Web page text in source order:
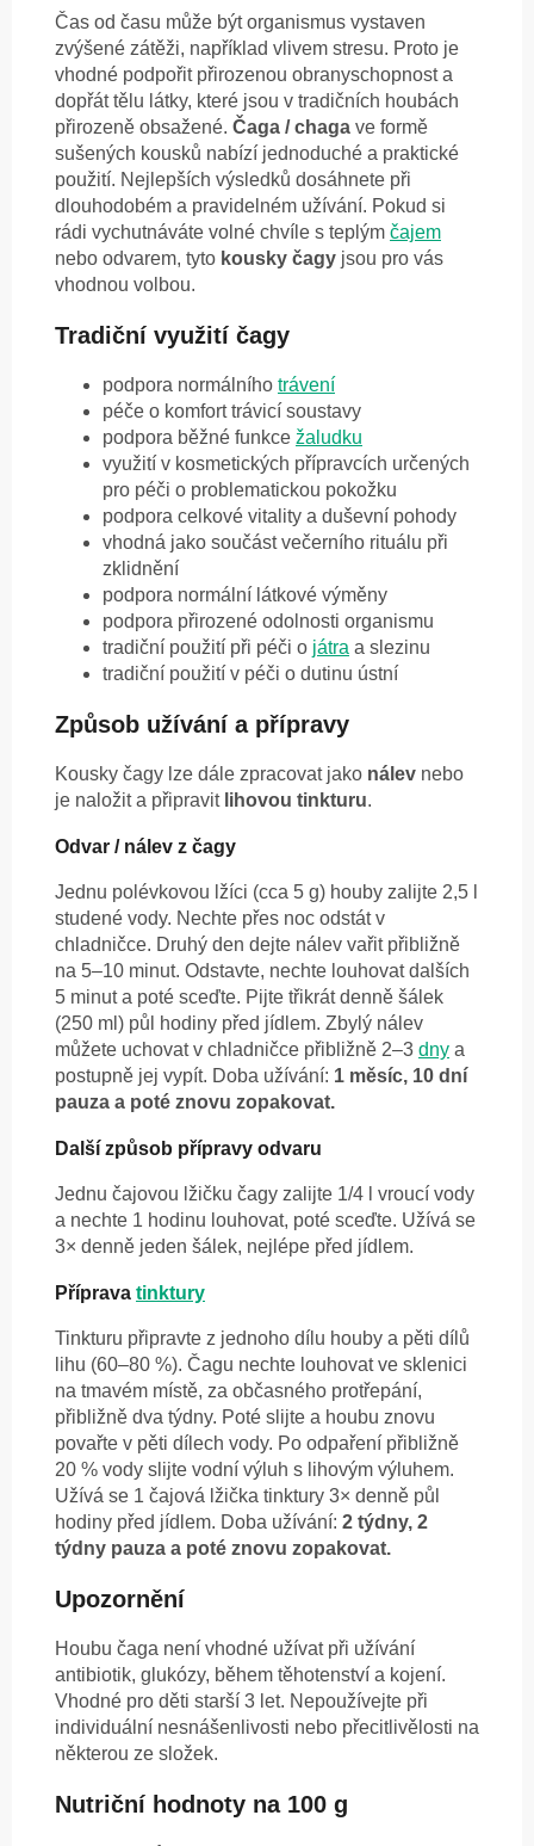
Čas od času může být organismus vystaven
zvýšené zátěži, například vlivem stresu. Proto je
vhodné podpořit přirozenou obranyschopnost a
dopřát tělu látky, které jsou v tradičních houbách
přirozeně obsažené. Čaga / chaga ve formě
sušených kousků nabízí jednoduché a praktické
použití. Nejlepších výsledků dosáhnete při
dlouhodobém a pravidelném užívání. Pokud si
rádi vychutnáváte volné chvíle s teplým čajem
nebo odvarem, tyto kousky čagy jsou pro vás
vhodnou volbou.
Tradiční využití čagy
podpora normálního trávení
péče o komfort trávicí soustavy
podpora běžné funkce žaludku
využití v kosmetických přípravcích určených
pro péči o problematickou pokožku
podpora celkové vitality a duševní pohody
vhodná jako součást večerního rituálu při
zklidnění
podpora normální látkové výměny
podpora přirozené odolnosti organismu
tradiční použití při péči o játra a slezinu
tradiční použití v péči o dutinu ústní
Způsob užívání a přípravy
Kousky čagy lze dále zpracovat jako nálev nebo
je naložit a připravit lihovou tinkturu.
Odvar / nálev z čagy
Jednu polévkovou lžíci (cca 5 g) houby zalijte 2,5 l
studené vody. Nechte přes noc odstát v
chladničce. Druhý den dejte nálev vařit přibližně
na 5–10 minut. Odstavte, nechte louhovat dalších
5 minut a poté sceďte. Pijte třikrát denně šálek
(250 ml) půl hodiny před jídlem. Zbylý nálev
můžete uchovat v chladničce přibližně 2–3 dny a
postupně jej vypít. Doba užívání: 1 měsíc, 10 dní
pauza a poté znovu zopakovat.
Další způsob přípravy odvaru
Jednu čajovou lžičku čagy zalijte 1/4 l vroucí vody
a nechte 1 hodinu louhovat, poté sceďte. Užívá se
3× denně jeden šálek, nejlépe před jídlem.
Příprava tinktury
Tinkturu připravte z jednoho dílu houby a pěti dílů
lihu (60–80 %). Čagu nechte louhovat ve sklenici
na tmavém místě, za občasného protřepání,
přibližně dva týdny. Poté slijte a houbu znovu
povařte v pěti dílech vody. Po odpaření přibližně
20 % vody slijte vodní výluh s lihovým výluhem.
Užívá se 1 čajová lžička tinktury 3× denně půl
hodiny před jídlem. Doba užívání: 2 týdny, 2
týdny pauza a poté znovu zopakovat.
Upozornění
Houbu čaga není vhodné užívat při užívání
antibiotik, glukózy, během těhotenství a kojení.
Vhodné pro děti starší 3 let. Nepoužívejte při
individuální nesnášenlivosti nebo přecitlivělosti na
některou ze složek.
Nutriční hodnoty na 100 g